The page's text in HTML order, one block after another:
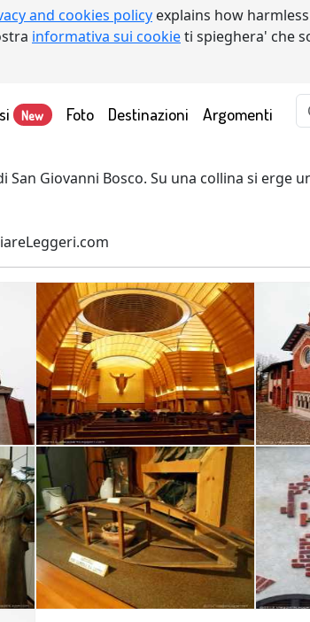
and cookies policy explains how
informativa sui cookieti spieghera' che
New Foto Destinazioni Argomenti
Giovanni Bosco. Su una collina si erge